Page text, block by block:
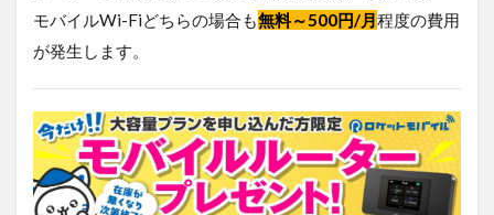
モバイルWi-Fiどちらの場合も無料～500円/月程度の費用
が発生します。